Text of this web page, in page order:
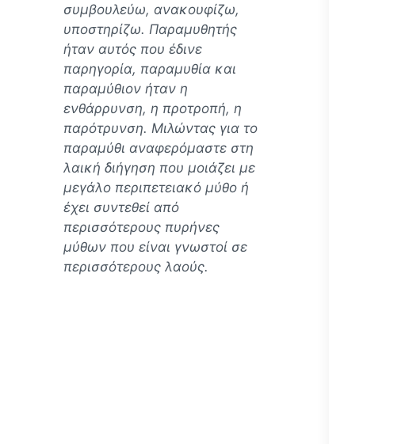
συμβουλεύω, ανακουφίζω,
υποστηρίζω. Παραμυθητής
ήταν αυτός που έδινε
παρηγορία, παραμυθία και
παραμύθιον ήταν η
ενθάρρυνση, η προτροπή, η
παρότρυνση. Mιλώντας για το
παραμύθι αναφερόμαστε στη
λαική διήγηση που μοιάζει με
μεγάλο περιπετειακό μύθο ή
έχει συντεθεί από
περισσότερους πυρήνες
μύθων που είναι γνωστοί σε
περισσότερους λαούς.